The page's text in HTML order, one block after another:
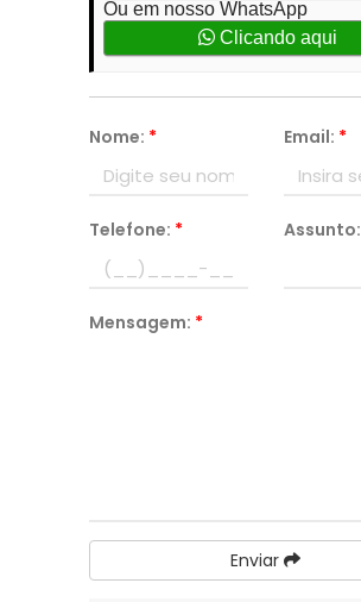
Ou em nosso WhatsApp
Clicando aqui
Nome: * Email: *
Telefone: * Assunto:
Mensagem: *
Enviar